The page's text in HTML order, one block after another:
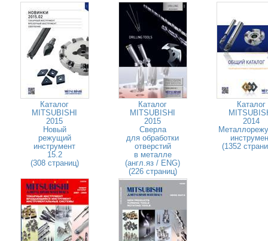
Каталог
MITSUBISHI
2015
Новый
режущий
инструмент
15.2
(308 страниц)
Каталог
MITSUBISHI
2015
Сверла
для обработки
отверстий
в металле
(англ.яз / ENG)
(226 страниц)
Каталог
2014
(1352